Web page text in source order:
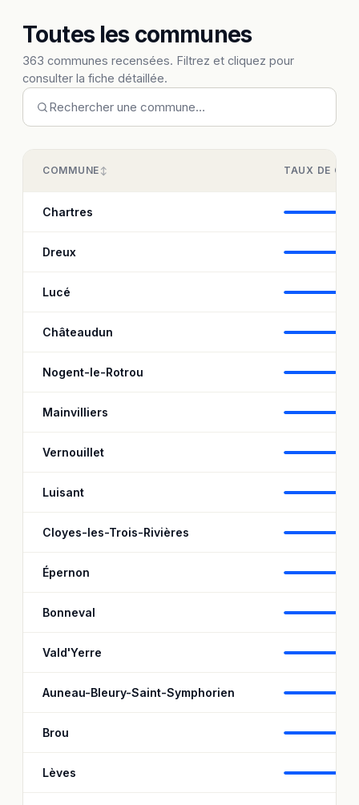
Toutes les communes
363 communes recensées. Filtrez et cliquez pour
consulter la fiche détaillée.
COMMUNE TAUX DE
Chartres
Dreux
Lucé
Châteaudun
Nogent-le-Rotrou
Mainvilliers
Vernouillet
Luisant
Cloyes-les-Trois-Rivières
Épernon
Bonneval
Vald'Yerre
Auneau-Bleury-Saint-Symphorien
Brou
Lèves